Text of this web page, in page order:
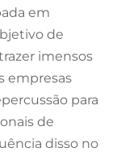
em
de
imensos
empresas
para
de
disso no